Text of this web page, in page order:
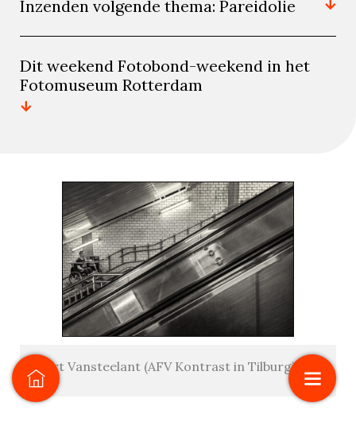
Kurt Vansteelant (AFV Kontrast in Tilburg): Up
Inzenden volgende thema: Pareidolie
Dit weekend Fotobond-weekend in het
Fotomuseum Rotterdam